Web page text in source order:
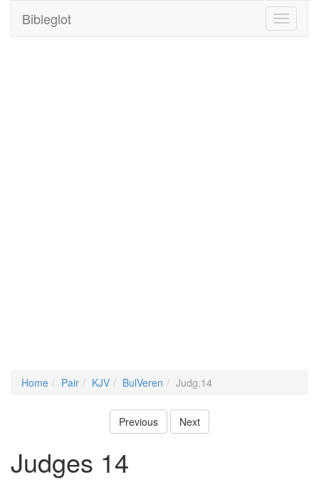
Toggle
Bibleglot
Home Pair KJV BulVeren Judg.14
Previous Next
Judges 14